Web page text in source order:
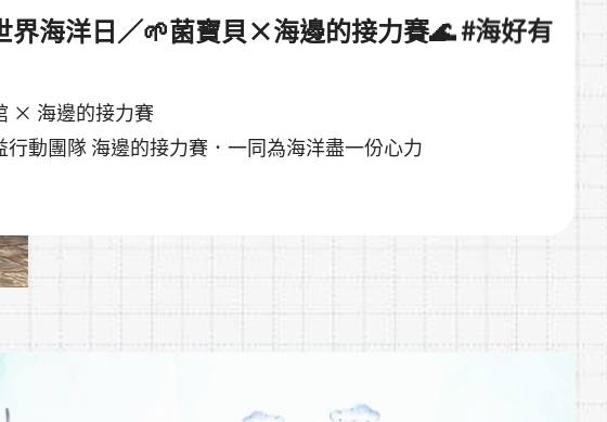
界海洋日／🌱菌寶貝×海邊的接力賽🌊 #海好有
× 海邊的接力賽
行動團隊 海邊的接力賽．一同為海洋盡一份心力